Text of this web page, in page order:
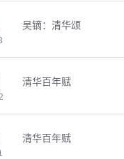
吴镝：清华颂
清华百年赋
清华百年赋